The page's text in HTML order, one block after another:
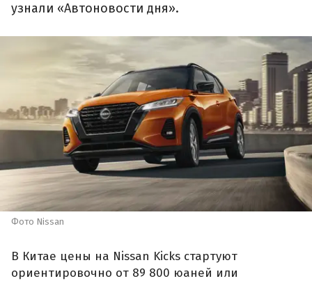
узнали «Автоновости дня».
Фото Nissan
В Китае цены на Nissan Kicks стартуют
ориентировочно от 89 800 юаней или